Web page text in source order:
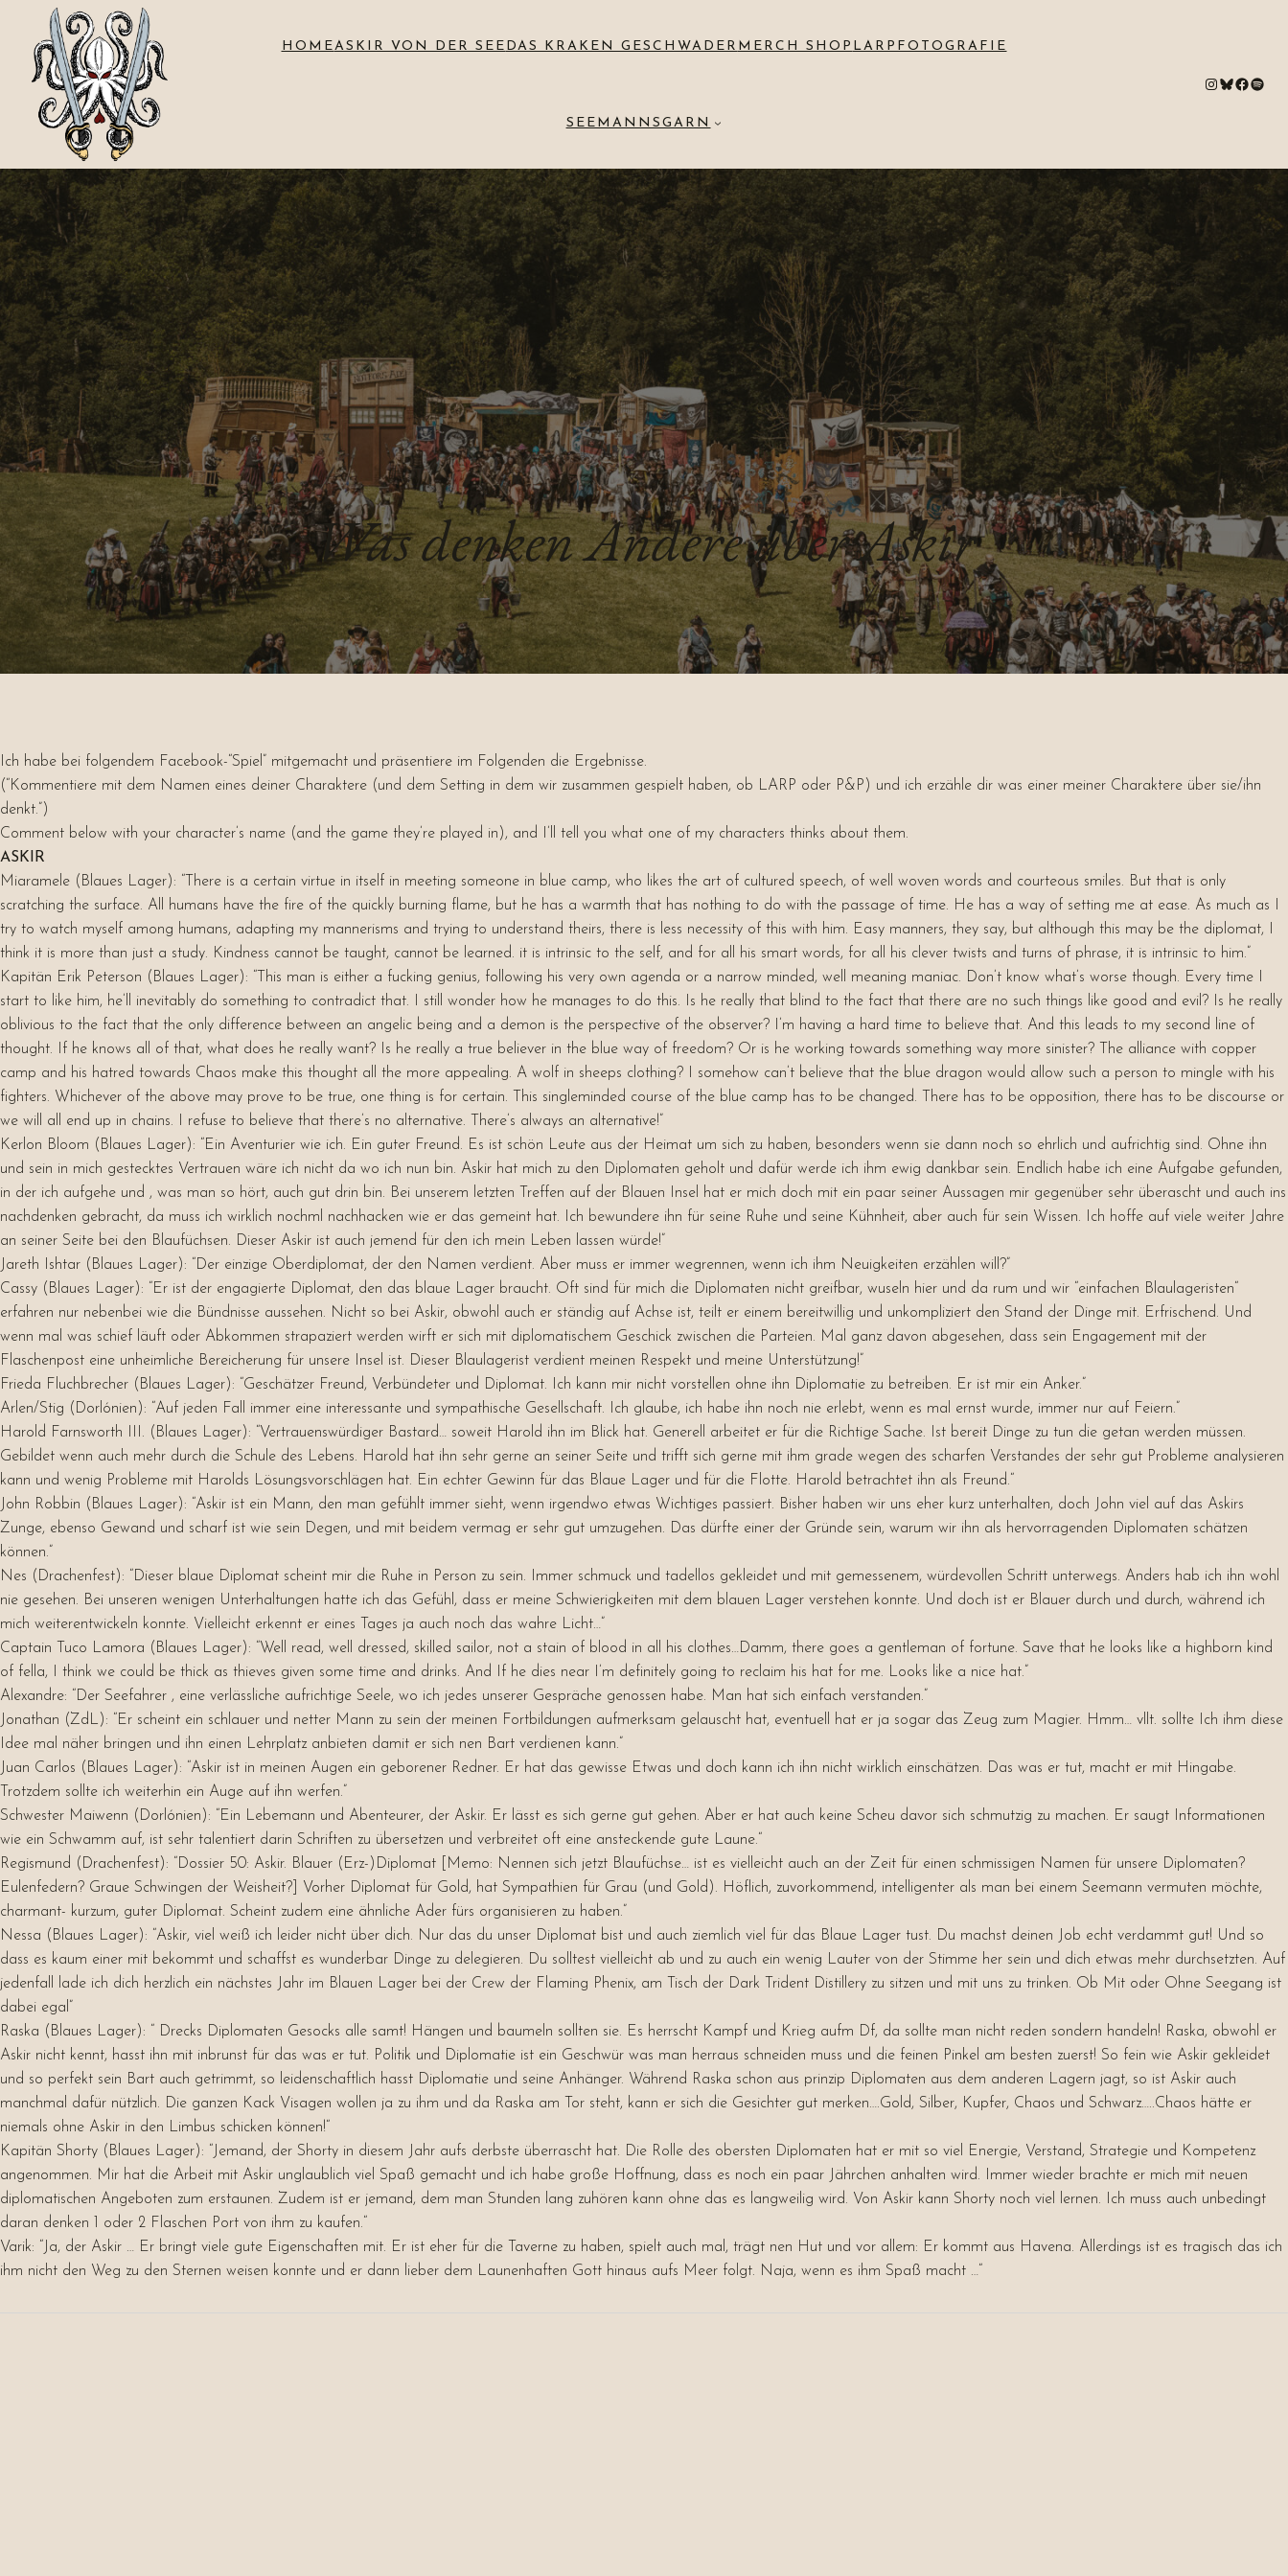
HOMEASKIR VON DER SEE DAS KRAKEN GESCHWADER MERCH SHOP LARPFOTOGRAFIE
SEEMANNSGARN
# Bluesky # Spotify
Was denken Andere über Askir
Ich habe bei folgendem Facebook-“Spiel” mitgemacht und präsentiere im Folgenden die Ergebnisse.
(“Kommentiere mit dem Namen eines deiner Charaktere (und dem Setting in dem wir zusammen gespielt haben, ob LARP oder P&P) und ich erzähle dir was einer meiner Charaktere über sie/ihn
denkt.”)
Comment below with your character’s name (and the game they’re played in), and I’ll tell you what one of my characters thinks about them.
ASKIR
Miaramele (Blaues Lager): “
There is a certain virtue in itself in meeting someone in blue camp, who likes the art of cultured speech, of well woven words and courteous smiles. But that is only
scratching the surface. All humans have the fire of the quickly burning flame, but he has a warmth that has nothing to do with the passage of time. He has a way of setting me at ease. As much as I
try to watch myself among humans, adapting my mannerisms and trying to understand theirs, there is less necessity of this with him. Easy manners, they say, but although this may be the diplomat, I
think it is more than just a study. Kindness cannot be taught, cannot be learned. it is intrinsic to the self, and for all his smart words, for all his clever twists and turns of phrase, it is intrinsic to him.”
Kapitän Erik Peterson (Blaues Lager):
This man is either a fucking genius, following his very own agenda or a narrow minded, well meaning maniac. Don’t know what’s worse though. Every time I
start to like him, he’ll inevitably do something to contradict that. I still wonder how he manages to do this. Is he really that blind to the fact that there are no such things like good and evil? Is he really
oblivious to the fact that the only difference between an angelic being and a demon is the perspective of the observer? I’m having a hard time to believe that. And this leads to my second line of
thought. If he knows all of that, what does he really want? Is he really a true believer in the blue way of freedom? Or is he working towards something way more sinister? The alliance with copper
camp and his hatred towards Chaos make this thought all the more appealing. A wolf in sheeps clothing? I somehow can’t believe that the blue dragon would allow such a person to mingle with his
fighters. Whichever of the above may prove to be true, one thing is for certain. This singleminded course of the blue camp has to be changed. There has to be opposition, there has to be discourse or
we will all end up in chains. I refuse to believe that there’s no alternative. There’s always an alternative!”
Kerlon Bloom (Blaues Lager):
“Ein Aventurier wie ich. Ein guter Freund. Es ist schön Leute aus der Heimat um sich zu haben, besonders wenn sie dann noch so ehrlich und aufrichtig sind. Ohne ihn
und sein in mich gestecktes Vertrauen wäre ich nicht da wo ich nun bin. Askir hat mich zu den Diplomaten geholt und dafür werde ich ihm ewig dankbar sein. Endlich habe ich eine Aufgabe gefunden,
in der ich aufgehe und , was man so hört, auch gut drin bin. Bei unserem letzten Treffen auf der Blauen Insel hat er mich doch mit ein paar seiner Aussagen mir gegenüber sehr überascht und auch ins
nachdenken gebracht, da muss ich wirklich nochml nachhacken wie er das gemeint hat. Ich bewundere ihn für seine Ruhe und seine Kühnheit, aber auch für sein Wissen. Ich hoffe auf viele weiter Jahre
an seiner Seite bei den Blaufüchsen. Dieser Askir ist auch jemend für den ich mein Leben lassen würde!”
Jareth Ishtar (Blaues Lager): “Der einzige Oberdiplomat, der den Namen verdient. Aber muss er immer wegrennen, wenn ich ihm Neuigkeiten erzählen will?”
Cassy (Blaues Lager): “Er ist der engagierte Diplomat, den das blaue Lager braucht. Oft sind für mich die Diplomaten nicht greifbar, wuseln hier und da rum und wir “einfachen Blaulageristen“
erfahren nur nebenbei wie die Bündnisse aussehen. Nicht so bei Askir, obwohl auch er ständig auf Achse ist, teilt er einem bereitwillig und unkompliziert den Stand der Dinge mit. Erfrischend. Und
wenn mal was schief läuft oder Abkommen strapaziert werden wirft er sich mit diplomatischem Geschick zwischen die Parteien. Mal ganz davon abgesehen, dass sein Engagement mit der
Flaschenpost eine unheimliche Bereicherung für unsere Insel ist. Dieser Blaulagerist verdient meinen Respekt und meine Unterstützung!”
Frieda Fluchbrecher (Blaues Lager):
“Geschätzer Freund, Verbündeter und Diplomat. Ich kann mir nicht vorstellen ohne ihn Diplomatie zu betreiben. Er ist mir ein Anker.”
Arlen/Stig (Dorlónien): “ Auf jeden Fall immer eine interessante und sympathische Gesellschaft. Ich glaube, ich habe ihn noch nie erlebt, wenn es mal ernst wurde, immer nur auf Feiern.”
Harold Farnsworth III. (Blaues Lager): “ Vertrauenswürdiger Bastard… soweit Harold ihn im Blick hat. Generell arbeitet er für die Richtige Sache. Ist bereit Dinge zu tun die getan werden müssen.
Gebildet wenn auch mehr durch die Schule des Lebens. Harold hat ihn sehr gerne an seiner Seite und trifft sich gerne mit ihm grade wegen des scharfen Verstandes der sehr gut Probleme analysieren
kann und wenig Probleme mit Harolds Lösungsvorschlägen hat. Ein echter Gewinn für das Blaue Lager und für die Flotte. Harold betrachtet ihn als Freund.
John Robbin (Blaues Lager): “Askir ist ein Mann, den man gefühlt immer sieht, wenn irgendwo etwas Wichtiges passiert. Bisher haben wir uns eher kurz unterhalten, doch John viel auf das Askirs
Zunge, ebenso Gewand und scharf ist wie sein Degen, und mit beidem vermag er sehr gut umzugehen. Das dürfte einer der Gründe sein, warum wir ihn als hervorragenden Diplomaten schätzen
können.”
Nes (Drachenfest): “Dieser blaue Diplomat scheint mir die Ruhe in Person zu sein. Immer schmuck und tadellos gekleidet und mit gemessenem, würdevollen Schritt unterwegs. Anders hab ich ihn wohl
nie gesehen. Bei unseren wenigen Unterhaltungen hatte ich das Gefühl, dass er meine Schwierigkeiten mit dem blauen Lager verstehen konnte. Und doch ist er Blauer durch und durch, während ich
mich weiterentwickeln konnte. Vielleicht erkennt er eines Tages ja auch noch das wahre Licht…”
Captain Tuco Lamora (Blaues Lager): “Well read, well dressed, skilled sailor, not a stain of blood in all his clothes…Damm, there goes a gentleman of fortune. Save that he looks like a highborn kind
of fella, I think we could be thick as thieves given some time and drinks. And If he dies near I’m definitely going to reclaim his hat for me. Looks like a nice hat.”
Alexandre: “Der Seefahrer , eine verlässliche aufrichtige Seele, wo ich jedes unserer Gespräche genossen habe. Man hat sich einfach verstanden.”
Jonathan (ZdL): “Er scheint ein schlauer und netter Mann zu sein der meinen Fortbildungen aufmerksam gelauscht hat, eventuell hat er ja sogar das Zeug zum Magier. Hmm… vllt. sollte Ich ihm diese
Idee mal näher bringen und ihn einen Lehrplatz anbieten damit er sich nen Bart verdienen kann.”
Juan Carlos (Blaues Lager): “Askir ist in meinen Augen ein geborener Redner. Er hat das gewisse Etwas und doch kann ich ihn nicht wirklich einschätzen. Das was er tut, macht er mit Hingabe.
Trotzdem sollte ich weiterhin ein Auge auf ihn werfen.”
Schwester Maiwenn (Dorlónien): “
Ein Lebemann und Abenteurer, der Askir. Er lässt es sich gerne gut gehen. Aber er hat auch keine Scheu davor sich schmutzig zu machen. Er saugt Informationen
wie ein Schwamm auf, ist sehr talentiert darin Schriften zu übersetzen und verbreitet oft eine ansteckende gute Laune.
Regismund (Drachenfest):
“Dossier 50: Askir. Blauer (Erz-)Diplomat [Memo: Nennen sich jetzt Blaufüchse… ist es vielleicht auch an der Zeit für einen schmissigen Namen für unsere Diplomaten?
Eulenfedern? Graue Schwingen der Weisheit?] Vorher Diplomat für Gold, hat Sympathien für Grau (und Gold). Höflich, zuvorkommend, intelligenter als man bei einem Seemann vermuten möchte,
charmant- kurzum, guter Diplomat. Scheint zudem eine ähnliche Ader fürs organisieren zu haben.”
Nessa (Blaues Lager): “Askir, viel weiß ich leider nicht über dich. Nur das du unser Diplomat bist und auch ziemlich viel für das Blaue Lager tust. Du machst deinen Job echt verdammt gut! Und so
dass es kaum einer mit bekommt und schaffst es wunderbar Dinge zu delegieren. Du solltest vielleicht ab und zu auch ein wenig Lauter von der Stimme her sein und dich etwas mehr durchsetzten. Auf
jedenfall lade ich dich herzlich ein nächstes Jahr im Blauen Lager bei der Crew der Flaming Phenix, am Tisch der Dark Trident Distillery zu sitzen und mit uns zu trinken. Ob Mit oder Ohne Seegang ist
dabei egal”
Raska (Blaues Lager): “
Drecks Diplomaten Gesocks alle samt! Hängen und baumeln sollten sie. Es herrscht Kampf und Krieg aufm Df, da sollte man nicht reden sondern handeln! Raska, obwohl er
Askir nicht kennt, hasst ihn mit inbrunst für das was er tut. Politik und Diplomatie ist ein Geschwür was man herraus schneiden muss und die feinen Pinkel am besten zuerst! So fein wie Askir gekleidet
und so perfekt sein Bart auch getrimmt, so leidenschaftlich hasst Diplomatie und seine Anhänger. Während Raska schon aus prinzip Diplomaten aus dem anderen Lagern jagt, so ist Askir auch
manchmal dafür nützlich. Die ganzen Kack Visagen wollen ja zu ihm und da Raska am Tor steht, kann er sich die Gesichter gut merken….Gold, Silber, Kupfer, Chaos und Schwarz…..Chaos hätte er
niemals ohne Askir in den Limbus schicken können!
Kapitän Shorty (Blaues Lager): “
Jemand, der Shorty in diesem Jahr aufs derbste überrascht hat. Die Rolle des obersten Diplomaten hat er mit so viel Energie, Verstand, Strategie und Kompetenz
angenommen. Mir hat die Arbeit mit Askir unglaublich viel Spaß gemacht und ich habe große Hoffnung, dass es noch ein paar Jährchen anhalten wird. Immer wieder brachte er mich mit neuen
diplomatischen Angeboten zum erstaunen. Zudem ist er jemand, dem man Stunden lang zuhören kann ohne das es langweilig wird. Von Askir kann Shorty noch viel lernen. Ich muss auch unbedingt
daran denken 1 oder 2 Flaschen Port von ihm zu kaufen.
Varik: “
Ja, der Askir … Er bringt viele gute Eigenschaften mit. Er ist eher für die Taverne zu haben, spielt auch mal, trägt nen Hut und vor allem: Er kommt aus Havena. Allerdings ist es tragisch das ich
ihm nicht den Weg zu den Sternen weisen konnte und er dann lieber dem Launenhaften Gott hinaus aufs Meer folgt. Naja, wenn es ihm Spaß macht …